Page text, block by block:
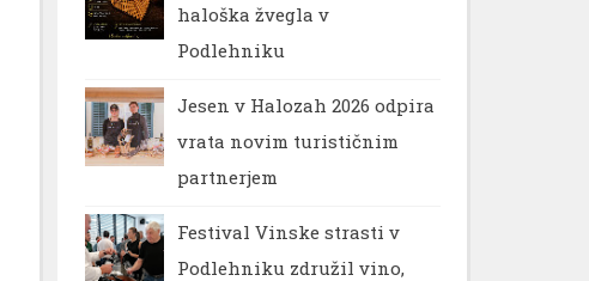
haloška žvegla v
Podlehniku
Jesen v Halozah 2026 odpira
vrata novim turističnim
partnerjem
Festival Vinske strasti v
Podlehniku združil vino,